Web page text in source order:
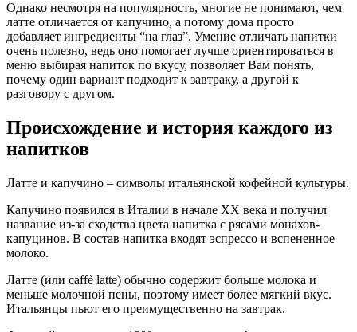
Однако несмотря на популярность, многие не понимают, чем
латте отличается от капучино, а потому дома просто
добавляет ингредиенты “на глаз”. Умение отличать напитки
очень полезно, ведь оно помогает лучше ориентироваться в
меню выбирая напиток по вкусу, позволяет Вам понять,
почему один вариант подходит к завтраку, а другой к
разговору с другом.
Происхождение и история каждого из
напитков
Латте и капучино – символы итальянской кофейной культуры.
Капучино появился в Италии в начале ХХ века и получил
название из-за сходства цвета напитка с рясами монахов-
капуцинов. В состав напитка входят эспрессо и вспененное
молоко.
Латте (или caffè latte) обычно содержит больше молока и
меньше молочной пены, поэтому имеет более мягкий вкус.
Итальянцы пьют его преимущественно на завтрак.